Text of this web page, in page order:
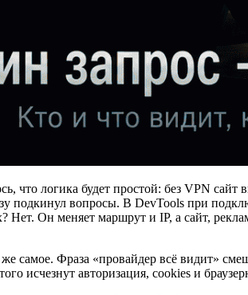
что логика будет простой: без VPN
подкинул вопросы. В DevTools при
Он меняет маршрут и IP, а сайт,
самое. Фраза «провайдер всё видит»
исчезнут авторизация, cookies и